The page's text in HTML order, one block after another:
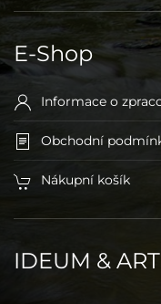
E-Shop
Informace o
Obchodní
Nákupní košík
IDEUM & ART